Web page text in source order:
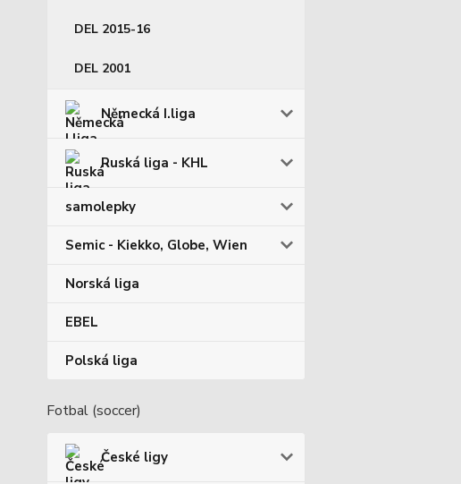
DEL 2015-16
DEL 2001
Německá I.liga
Ruská liga - KHL
samolepky
Semic - Kiekko, Globe, Wien
Norská liga
EBEL
Polská liga
Fotbal (soccer)
České ligy